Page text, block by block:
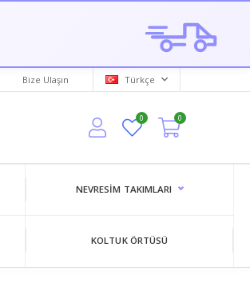
Bize Ulaşın Türkçe
0 0
NEVRESIM TAKIMLARI
KOLTUK ÖRTÜSÜ